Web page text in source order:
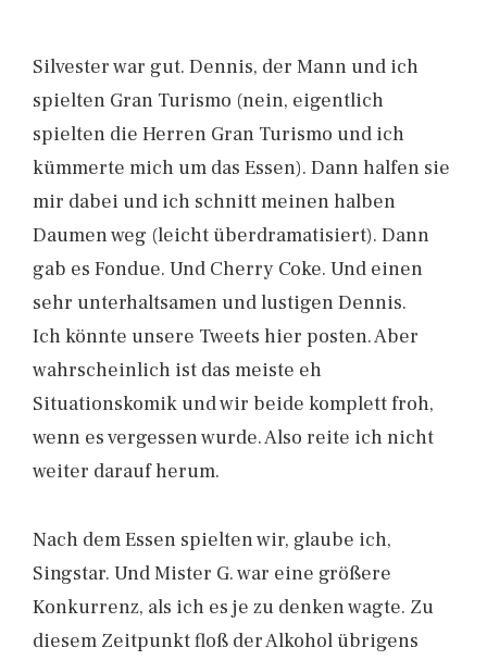
Silvester war gut. Dennis, der Mann und ich
spielten Gran Turismo (nein, eigentlich
spielten die Herren Gran Turismo und ich
kümmerte mich um das Essen). Dann halfen sie
mir dabei und ich schnitt meinen halben
Daumen weg (leicht überdramatisiert). Dann
gab es Fondue. Und Cherry Coke. Und einen
sehr unterhaltsamen und lustigen Dennis.
Ich könnte unsere Tweets hier posten. Aber
wahrscheinlich ist das meiste eh
Situationskomik und wir beide komplett froh,
wenn es vergessen wurde. Also reite ich nicht
weiter darauf herum.
Nach dem Essen spielten wir, glaube ich,
Singstar. Und Mister G. war eine größere
Konkurrenz, als ich es je zu denken wagte. Zu
diesem Zeitpunkt floß der Alkohol übrigens